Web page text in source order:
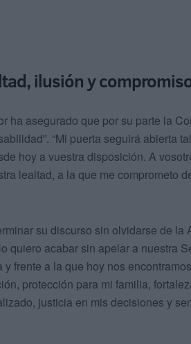
ilusión y
ha asegurado que por su parte la
“Mi puerta seguirá abierta
hoy a vuestra disposición. A
lealtad, a la que me comprometo
su discurso sin olvidarse de la
quiero acabar sin apelar a nuestra
frente a la que hoy nos
protección para mi familia,
justicia en mis decisiones y